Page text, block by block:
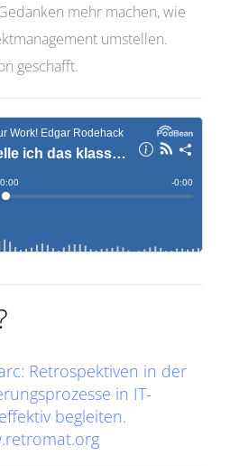
mehr machen, wie
umstellen.
geschafft.
Retrospektiven in der
in IT-
begleiten.